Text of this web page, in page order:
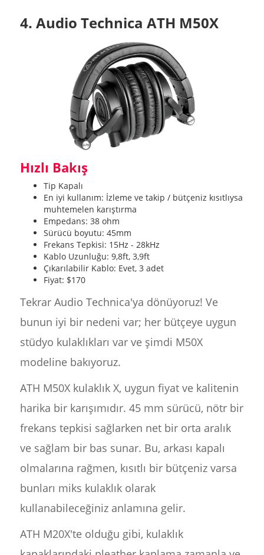
4. Audio Technica ATH M50X
Hızlı Bakış
Tip Kapalı
En iyi kullanım: İzleme ve takip / bütçeniz kısıtlıysa
muhtemelen karıştırma
Empedans: 38 ohm
Sürücü boyutu: 45mm
Frekans Tepkisi: 15Hz - 28kHz
Kablo Uzunluğu: 9,8ft, 3,9ft
Çıkarılabilir Kablo: Evet, 3 adet
Fiyat: $170
Tekrar Audio Technica'ya dönüyoruz! Ve
bunun iyi bir nedeni var; her bütçeye uygun
stüdyo kulaklıkları var ve şimdi M50X
modeline bakıyoruz.
ATH M50X kulaklık X, uygun fiyat ve kalitenin
harika bir karışımıdır. 45 mm sürücü, nötr bir
frekans tepkisi sağlarken net bir orta aralık
ve sağlam bir bas sunar. Bu, arkası kapalı
olmalarına rağmen, kısıtlı bir bütçeniz varsa
bunları miks kulaklık olarak
kullanabileceğiniz anlamına gelir.
ATH M20X'te olduğu gibi, kulaklık